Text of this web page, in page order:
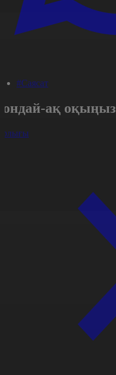
#Саясат
ақ оқыңыз